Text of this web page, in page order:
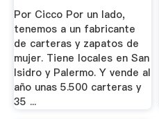
Por Cicco Por un lado,
tenemos a un fabricante
de carteras y zapatos de
mujer. Tiene locales en San
Isidro y Palermo. Y vende al
año unas 5.500 carteras y
35 ...